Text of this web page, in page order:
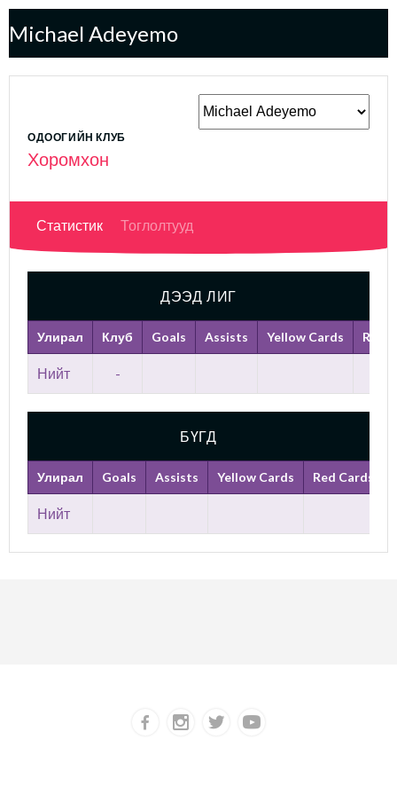
Michael Adeyemo
ОДООГИЙН КЛУБ
Хоромхон
Статистик Тоглолтууд
ДЭЭД ЛИГ
Улирал Клуб Goals Assists Yellow Cards Red
Нийт -
БҮГД
Улирал Goals Assists Yellow Cards Red Cards
Нийт